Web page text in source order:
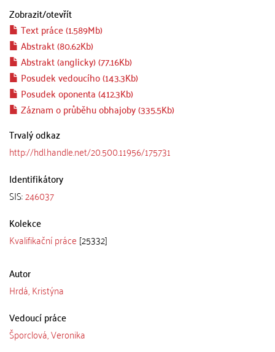
Zobrazit/otevřít
Text práce (1.589Mb)
Abstrakt (80.62Kb)
Abstrakt (anglicky) (77.16Kb)
Posudek vedoucího (143.3Kb)
Posudek oponenta (412.3Kb)
Záznam o průběhu obhajoby (335.5Kb)
Trvalý odkaz
http://hdl.handle.net/20.500.11956/175731
Identifikátory
SIS:246037
Kolekce
Kvalifikační práce [25332]
Autor
Hrdá, Kristýna
Vedoucí práce
Šporclová, Veronika